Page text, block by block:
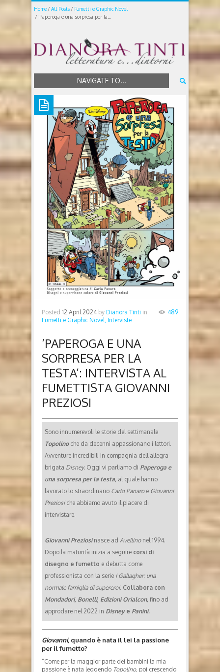
Home All Posts
Fumetti e Graphic Novel
‘Paperoga e una sorpresa per la...
NAVIGATE TO...
Posted 12 April 2024 by Dianora Tinti in
Fumetti e Graphic Novel, Interviste
489
‘PAPEROGA E UNA
SORPRESA PER LA
TESTA’: INTERVISTA AL
FUMETTISTA GIOVANNI
PREZIOSI
Sono innumerevoli le storie del settimanale
Topolinoche da decenni appassionano i lettori.
Avventure incredibili in compagnia dell’allegra
brigata Disney. Oggi vi parliamo di Paperoga e
una sorpresa per la testa, al quale hanno
lavorato lo straordinario Carlo Panaro e Giovanni
Preziosi che abbiamo avuto il piacere di
intervistare.
Giovanni Preziosi nasce ad Avellinonel 1994.
Dopo la maturità inizia a seguire corsi di
disegno e fumetto e debutta come
professionista con la serie I Gallagher: una
normale famiglia di supereroi. Collabora con
Mondadori, Bonelli, Edizioni Orialcon, fino ad
approdare nel 2022 in Disneye Panini.
Giovanni, quando è nata il lei la passione
per il fumetto?
“Come per la maggior parte dei bambini la mia
passione è nata leggendo Topolino, poi crescendo